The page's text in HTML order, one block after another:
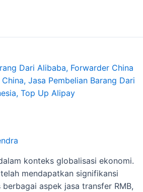
konteks globalisasi ekonomi.
mendapatkan signifikansi
aspek jasa transfer RMB,